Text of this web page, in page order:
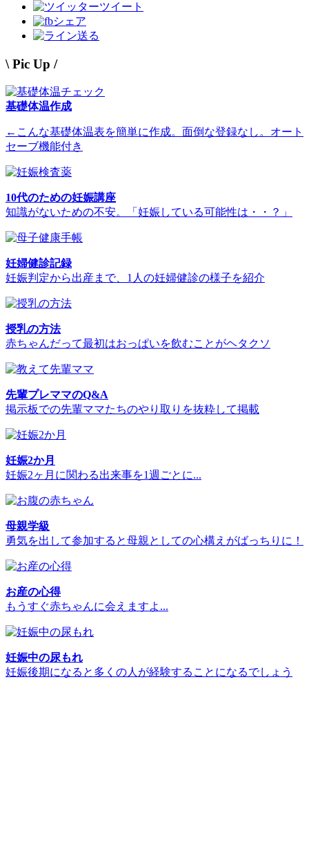
ツイート
シェア
送る
\ Pic Up /
基礎体温作成
←こんな基礎体温表を簡単に作成。面倒な登録なし。オート
セーブ機能付き
10代のための妊娠講座
知識がないための不安。「妊娠している可能性は・・？」
妊婦健診記録
妊娠判定から出産まで、1人の妊婦健診の様子を紹介
授乳の方法
赤ちゃんだって最初はおっぱいを飲むことがヘタクソ
先輩プレママのQ&A
掲示板での先輩ママたちのやり取りを抜粋して掲載
妊娠2か月
妊娠2ヶ月に関わる出来事を1週ごとに...
母親学級
勇気を出して参加すると母親としての心構えがばっちりに！
お産の心得
もうすぐ赤ちゃんに会えますよ...
妊娠中の尿もれ
妊娠後期になると多くの人が経験することになるでしょう